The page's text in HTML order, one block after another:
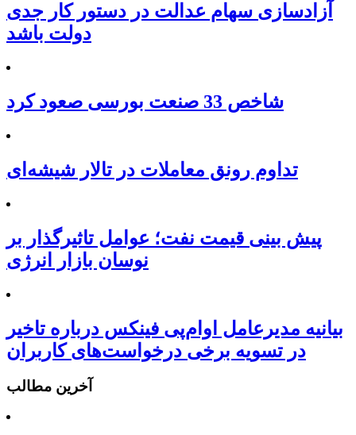
آزادسازی سهام عدالت در دستور کار جدی
دولت باشد
شاخص 33 صنعت بورسی صعود کرد
تداوم رونق معاملات در تالار شیشه‌ای
پیش بینی قیمت نفت؛ عوامل تاثیرگذار بر
نوسان بازار انرژی
بیانیه مدیرعامل او‌ام‌پی فینکس درباره تاخیر
در تسویه برخی درخواست‌های کاربران
آخرین مطالب